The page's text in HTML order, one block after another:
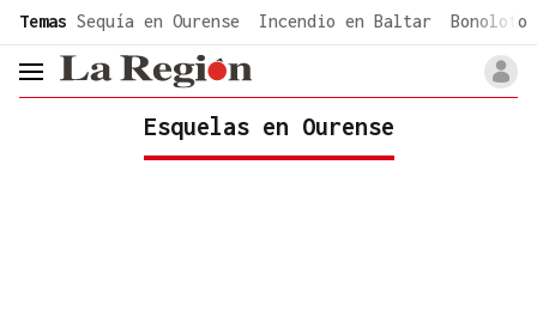
common.go-to-content
Temas Sequía en Ourense Incendio en Baltar Bonoloto
header.menu.open
Esquelas en Ourense